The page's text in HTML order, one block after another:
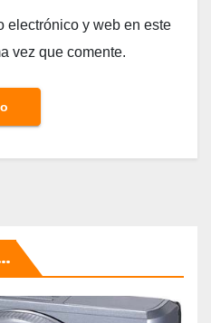
electrónico y web en este
vez que comente.